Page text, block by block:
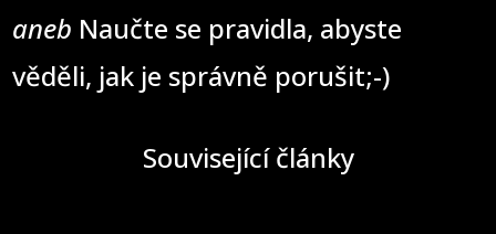
aneb Naučte se pravidla, abyste
věděli, jak je správně porušit;-)
Související články